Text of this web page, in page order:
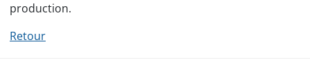
production.
Retour